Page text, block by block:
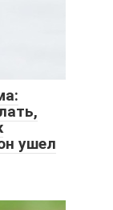
ушел